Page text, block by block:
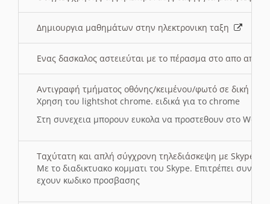
Δημιουργια μαθημάτων στην ηλεκτρονικη ταξη
Ενας δασκαλος αστειεύται με το πέρασμα στο απο
Αντιγραφή τμήματος οθόνης/κειμένου/φωτό σε δική
Χρηση του lightshot chrome. ειδικά για το chrome
Στη συνεχεια μπορουν ευκολα να προστεθουν στο Word
Ταχύτατη και απλή σύγχρονη τηλεδιάσκεψη με Skype
Με το διαδικτυακο κομματι του Skype. Επιτρέπει
εχουν κωδικο προσβασης